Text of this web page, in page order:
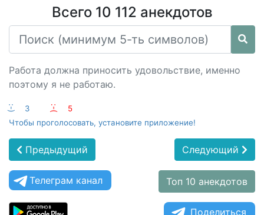
Всего 10 112 анекдотов
Работа должна приносить удовольствие, именно
поэтому я не работаю.
:-) 3 :-(
5
Чтобы проголосовать, установите приложение!
Предыдущий Следующий
Телеграм канал Топ 10 анекдотов
Поделиться